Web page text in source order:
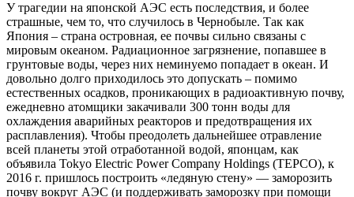
У трагедии на японской АЭС есть последствия, и более
страшные, чем то, что случилось в Чернобыле. Так как
Япония – страна островная, ее почвы сильно связаны с
мировым океаном. Радиационное загрязнение, попавшее в
грунтовые воды, через них неминуемо попадает в океан. И
довольно долго приходилось это допускать – помимо
естественных осадков, проникающих в радиоактивную почву,
ежедневно атомщики закачивали 300 тонн воды для
охлаждения аварийных реакторов и предотвращения их
расплавления). Чтобы преодолеть дальнейшее отравление
всей планеты этой отработанной водой, японцам, как
объявила Tokyo Electric Power Company Holdings (TEPCO), к
2016 г. пришлось построить «ледяную стену» — заморозить
почву вокруг АЭС (и поддерживать заморозку при помощи